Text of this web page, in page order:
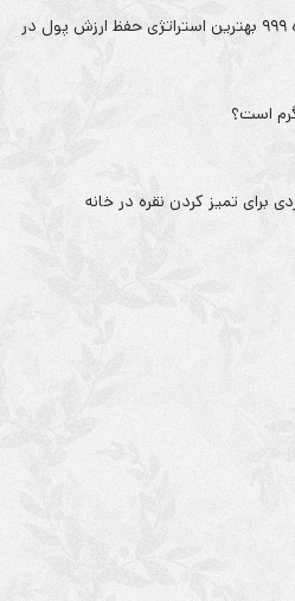
چرا خرید ساچمه نقره ۹۹۹ بهترین استراتژی حفظ ارزش پول در
است؟